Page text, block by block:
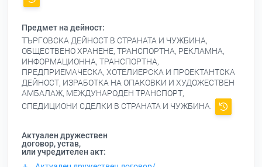
Предмет на дейност:
ТЪРГОВСКА ДЕЙНОСТ В СТРАНАТА И ЧУЖБИНА,
ОБЩЕСТВЕНО ХРАНЕНЕ, ТРАНСПОРТНА, РЕКЛАМНА,
ИНФОРМАЦИОННА, ТРАНСПОРТНА,
ПРЕДПРИЕМАЧЕСКА, ХОТЕЛИЕРСКА И ПРОЕКТАНТСКА
ДЕЙНОСТ, ИЗРАБОТКА НА ОПАКОВКИ И ХУДОЖЕСТВЕН
АМБАЛАЖ, МЕЖДУНАРОДЕН ТРАНСПОРТ,
СПЕДИЦИОНИ СДЕЛКИ В СТРАНАТА И ЧУЖБИНА.
Актуален дружествен
договор, устав,
или учредителен акт: